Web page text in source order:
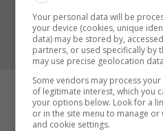
Your personal data will be
your device (cookies, unique
data) may be stored by,
partners, or used specifically by
may use precise geolocation
Some vendors may process
of legitimate interest, which you
your options below. Look for a
or in the site menu to manage
and cookie settings.